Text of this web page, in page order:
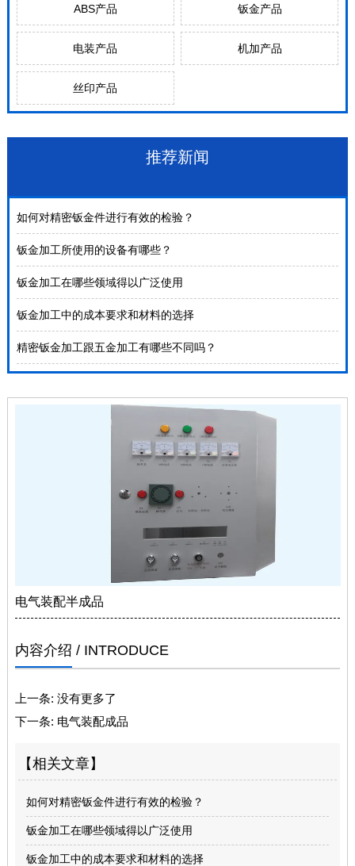
ABS产品 钣金产品
电装产品 机加产品
丝印产品
推荐新闻
如何对精密钣金件进行有效的检验？
钣金加工所使用的设备有哪些？
钣金加工在哪些领域得以广泛使用
钣金加工中的成本要求和材料的选择
精密钣金加工跟五金加工有哪些不同吗？
电气装配半成品
内容介绍 / INTRODUCE
上一条: 没有更多了
下一条: 电气装配成品
【相关文章】
如何对精密钣金件进行有效的检验？
钣金加工在哪些领域得以广泛使用
钣金加工中的成本要求和材料的选择